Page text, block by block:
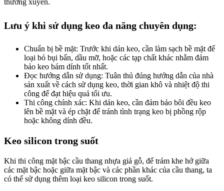
thường xuyên.
Lưu ý khi sử dụng keo đa năng chuyên dụng:
Chuẩn bị bề mặt: Trước khi dán keo, cần làm sạch bề mặt để
loại bỏ bụi bẩn, dầu mỡ, hoặc các tạp chất khác nhằm đảm
bảo keo bám dính tốt nhất.
Đọc hướng dẫn sử dụng: Tuân thủ đúng hướng dẫn của nhà
sản xuất về cách sử dụng keo, thời gian khô và nhiệt độ thi
công để đạt hiệu quả tối ưu.
Thi công chính xác: Khi dán keo, cần đảm bảo bôi đều keo
lên bề mặt và ép chặt để tránh tình trạng keo bị phồng rộp
hoặc không dính đều.
Keo silicon trong suốt
Khi thi công mặt bậc cầu thang nhựa giả gỗ, để trám khe hở giữa
các mặt bậc hoặc giữa mặt bậc và các phần khác của cầu thang, ta
có thể sử dụng thêm loại keo silicon trong suốt.